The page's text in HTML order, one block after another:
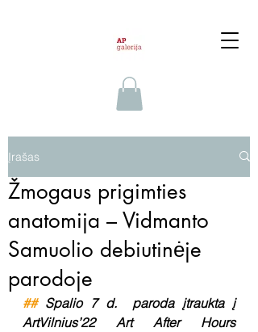
Įrašas
Žmogaus prigimties
anatomija – Vidmanto
Samuolio debiutinėje
parodoje
## Spalio 7 d.  paroda įtraukta į
ArtVilnius’22 Art After Hours